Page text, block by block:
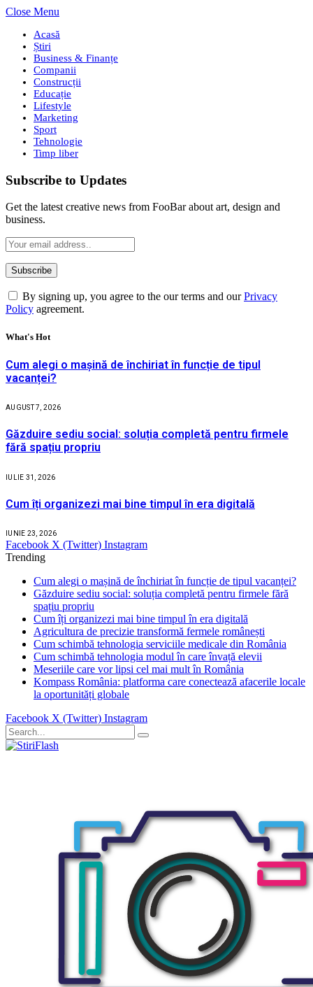
Close Menu
Acasă
Știri
Business & Finanțe
Companii
Construcții
Educație
Lifestyle
Marketing
Sport
Tehnologie
Timp liber
Subscribe to Updates
Get the latest creative news from FooBar about art, design and
business.
By signing up, you agree to the our terms and ourPrivacy
Policy agreement.
What's Hot
Cum alegi o mașină de închiriat în funcție de tipul
vacanței?
AUGUST 7, 2026
Găzduire sediu social: soluția completă pentru firmele
fără spațiu propriu
IULIE 31, 2026
Cum îți organizezi mai bine timpul în era digitală
IUNIE 23, 2026
Facebook X (Twitter) Instagram
Trending
Cum alegi o mașină de închiriat în funcție de tipul vacanței?
Găzduire sediu social: soluția completă pentru firmele fără
spațiu propriu
Cum îți organizezi mai bine timpul în era digitală
Agricultura de precizie transformă fermele românești
Cum schimbă tehnologia serviciile medicale din România
Cum schimbă tehnologia modul în care învață elevii
Meseriile care vor lipsi cel mai mult în România
Kompass România: platforma care conectează afacerile locale
la oportunități globale
Facebook X (Twitter) Instagram